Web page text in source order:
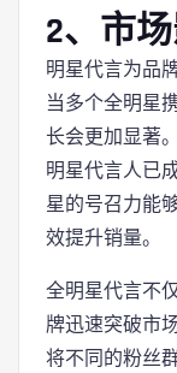
2、市
明星代言为品
当多个全明星
长会更加显著
明星代言人已
星的号召力能
效提升销量。
全明星代言不
牌迅速突破市
将不同的粉丝